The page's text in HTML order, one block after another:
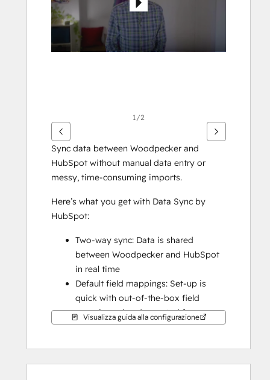
articoli
1/2
Sync data between Woodpecker and
HubSpot without manual data entry or
messy, time-consuming imports.
Here’s what you get with Data Sync by
HubSpot:
Two-way sync: Data is shared
between Woodpecker and HubSpot
in real time
Default field mappings: Set-up is
quick with out-of-the-box field
mappings already created for you
Historical syncing: Your existing data
Visualizza guida alla configurazione